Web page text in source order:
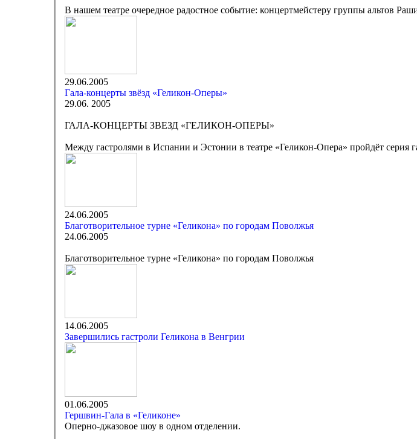
В нашем театре очередное радостное событие: концертмейстеру группы альтов
29.06.2005
Гала-концерты звёзд «Геликон-Оперы»
29.06. 2005
ГАЛА-КОНЦЕРТЫ ЗВЕЗД «ГЕЛИКОН-ОПЕРЫ»
Между гастролями в Испании и Эстонии в театре «Геликон-Опера» пройдёт серия
24.06.2005
Благотворительное турне «Геликона» по городам Поволжья
24.06.2005
Благотворительное турне «Геликона» по городам Поволжья
14.06.2005
Завершились гастроли Геликона в Венгрии
01.06.2005
Гершвин-Гала в «Геликоне»
Оперно-джазовое шоу в одном отделении.